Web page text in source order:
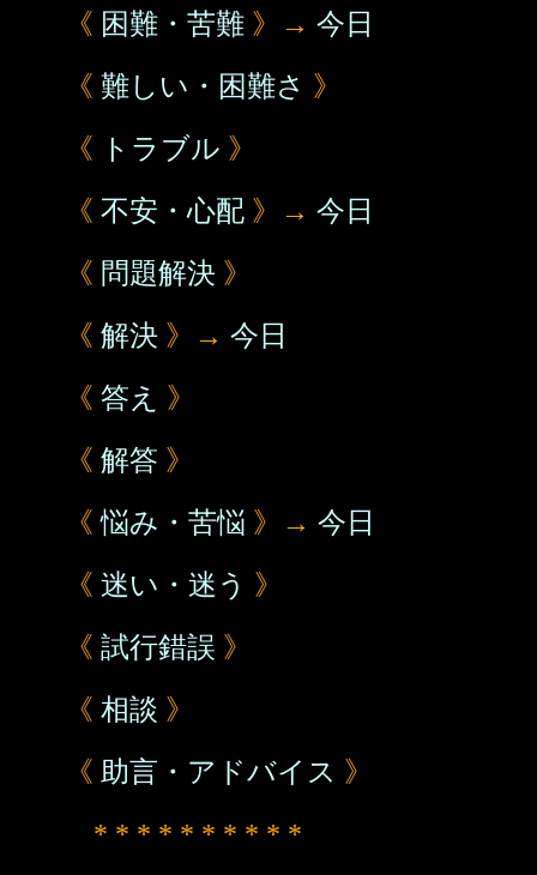
《 困難・苦難 》→ 今日
《 難しい・困難さ 》
《
トラブル 》
《 不安・心配 》→ 今日
《 問題解決 》
《 解決 》→ 今日
《 答え
》
《 解答 》
《悩み・苦悩 》→ 今日
《 迷い・迷う 》
《 試行錯誤 》
《 相談 》
《 助言・アドバイス 》
* * * * * * * * * *